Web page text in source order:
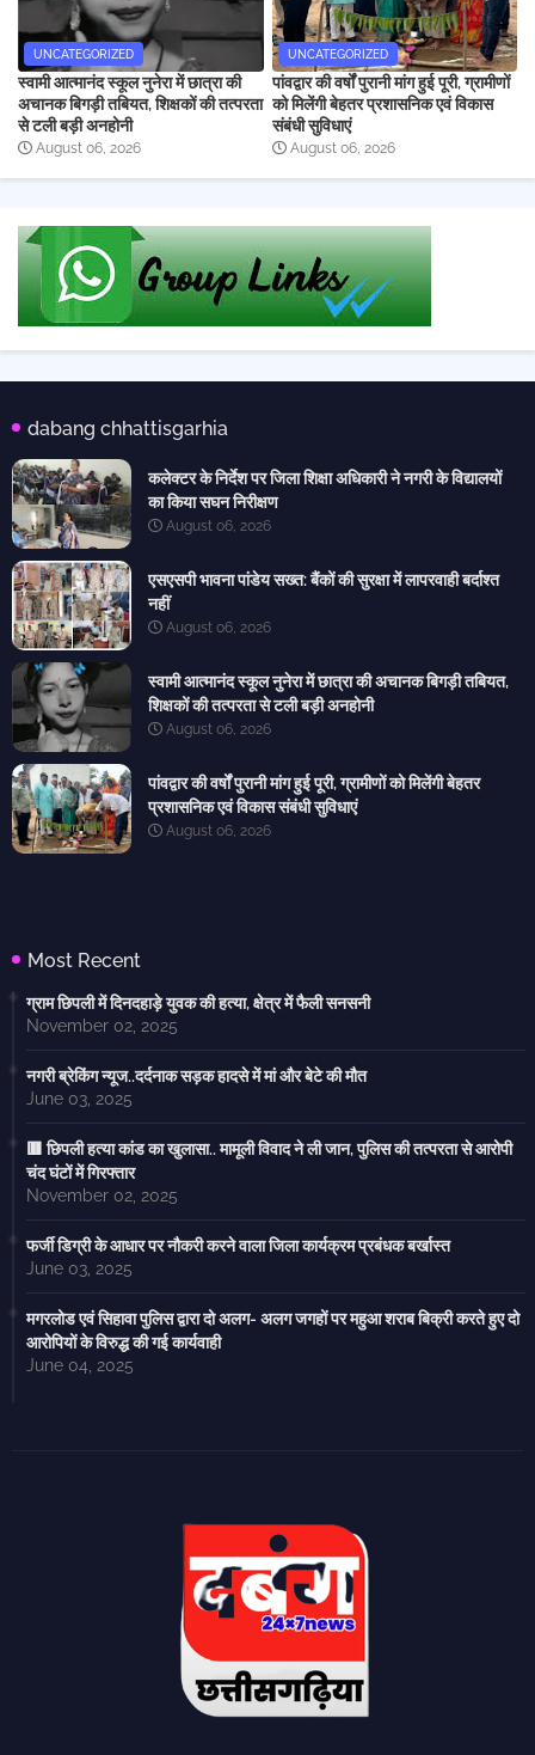
UNCATEGORIZED
स्वामी आत्मानंद स्कूल नुनेरा में छात्रा की
अचानक बिगड़ी तबियत, शिक्षकों की तत्परता
से टली बड़ी अनहोनी
August 06, 2026
UNCATEGORIZED
पांवद्वार की वर्षों पुरानी मांग हुई पूरी, ग्रामीणों
को मिलेंगी बेहतर प्रशासनिक एवं विकास
संबंधी सुविधाएं
August 06, 2026
dabang chhattisgarhia
कलेक्टर के निर्देश पर जिला शिक्षा अधिकारी ने नगरी के विद्यालयों
का किया सघन निरीक्षण
August 06, 2026
एसएसपी भावना पांडेय सख्त: बैंकों की सुरक्षा में लापरवाही बर्दाश्त
नहीं
August 06, 2026
स्वामी आत्मानंद स्कूल नुनेरा में छात्रा की अचानक बिगड़ी तबियत,
शिक्षकों की तत्परता से टली बड़ी अनहोनी
August 06, 2026
पांवद्वार की वर्षों पुरानी मांग हुई पूरी, ग्रामीणों को मिलेंगी बेहतर
प्रशासनिक एवं विकास संबंधी सुविधाएं
August 06, 2026
Most Recent
ग्राम छिपली में दिनदहाड़े युवक की हत्या, क्षेत्र में फैली सनसनी
November 02, 2025
नगरी ब्रेकिंग न्यूज..दर्दनाक सड़क हादसे में मां और बेटे की मौत
June 03, 2025
🟥 छिपली हत्या कांड का खुलासा.. मामूली विवाद ने ली जान, पुलिस की तत्परता से आरोपी
चंद घंटों में गिरफ्तार
November 02, 2025
फर्जी डिग्री के आधार पर नौकरी करने वाला जिला कार्यक्रम प्रबंधक बर्खास्त
June 03, 2025
मगरलोड एवं सिहावा पुलिस द्वारा दो अलग- अलग जगहों पर महुआ शराब बिक्री करते हुए दो
आरोपियों के विरुद्ध की गई कार्यवाही
June 04, 2025